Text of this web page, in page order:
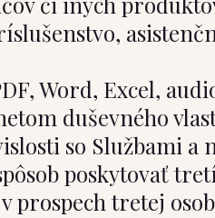
Word, Excel,
duševného
so Službami a
poskytovať
tretej